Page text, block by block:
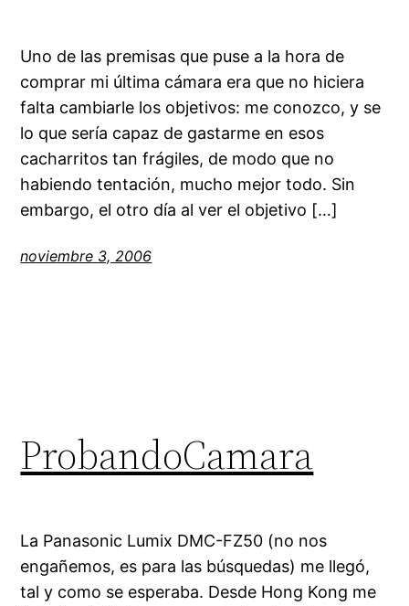
Uno de las premisas que puse a la hora de
comprar mi última cámara era que no hiciera
falta cambiarle los objetivos: me conozco, y se
lo que sería capaz de gastarme en esos
cacharritos tan frágiles, de modo que no
habiendo tentación, mucho mejor todo. Sin
embargo, el otro día al ver el objetivo […]
noviembre 3, 2006
ProbandoCamara
La Panasonic Lumix DMC-FZ50 (no nos
engañemos, es para las búsquedas) me llegó,
tal y como se esperaba. Desde Hong Kong me